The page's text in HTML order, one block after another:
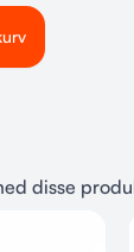
disse